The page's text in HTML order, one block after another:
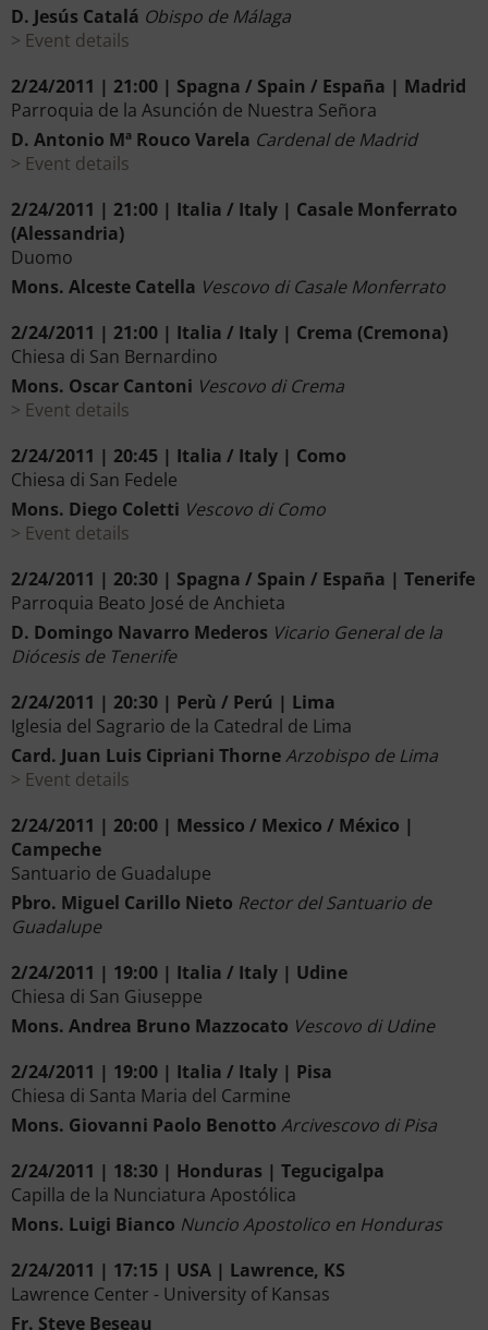
D. Jesús Catalá Obispo de Málaga
Event details
2/24/2011 | 21:00 | Spagna / Spain / España | Madrid
Parroquia de la Asunción de Nuestra Señora
D. Antonio Mª Rouco Varela Cardenal de Madrid
Event details
2/24/2011 | 21:00 | Italia / Italy | Casale Monferrato
(Alessandria)
Duomo
Mons. Alceste Catella Vescovo di Casale Monferrato
2/24/2011 | 21:00 | Italia / Italy | Crema (Cremona)
Chiesa di San Bernardino
Mons. Oscar Cantoni Vescovo di Crema
Event details
2/24/2011 | 20:45 | Italia / Italy | Como
Chiesa di San Fedele
Mons. Diego Coletti Vescovo di Como
Event details
2/24/2011 | 20:30 | Spagna / Spain / España | Tenerife
Parroquia Beato José de Anchieta
D. Domingo Navarro Mederos Vicario General de la
Diócesis de Tenerife
2/24/2011 | 20:30 | Perù / Perú | Lima
Iglesia del Sagrario de la Catedral de Lima
Card. Juan Luis Cipriani ThorneArzobispo de Lima
Event details
2/24/2011 | 20:00 | Messico / Mexico / México |
Campeche
Santuario de Guadalupe
Pbro. Miguel Carillo Nieto Rector del Santuario de
Guadalupe
2/24/2011 | 19:00 | Italia / Italy | Udine
Chiesa di San Giuseppe
Mons. Andrea Bruno Mazzocato Vescovo di Udine
2/24/2011 | 19:00 | Italia / Italy | Pisa
Chiesa di Santa Maria del Carmine
Mons. Giovanni Paolo Benotto Arcivescovo di Pisa
2/24/2011 | 18:30 | Honduras | Tegucigalpa
Capilla de la Nunciatura Apostólica
Mons. Luigi Bianco Nuncio Apostolico en Honduras
2/24/2011 | 17:15 | USA | Lawrence, KS
Lawrence Center - University of Kansas
Fr. Steve Beseau